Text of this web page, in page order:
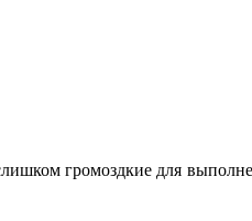
громоздкие для